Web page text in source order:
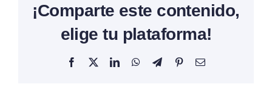
¡Comparte este contenido,
elige tu plataforma!
Facebook
X LinkedInWhatsAppTelegramPinterestCorreo